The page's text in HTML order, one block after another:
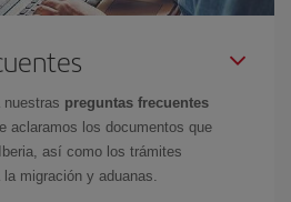
nuestras preguntas frecuentes
aclaramos los documentos que
así como los trámites
migración y aduanas.